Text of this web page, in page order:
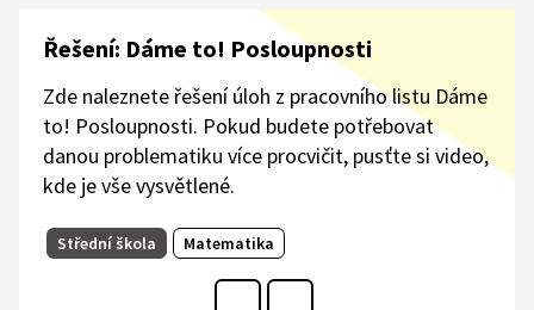
Řešení: Dáme to! Posloupnosti
Zde naleznete řešení úloh z pracovního listu Dáme
to! Posloupnosti. Pokud budete potřebovat
danou problematiku více procvičit, pusťte si video,
kde je vše vysvětlené.
Střední škola Matematika